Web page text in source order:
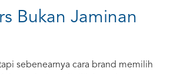
Bukan Jaminan
sebenearnya cara brand memilih